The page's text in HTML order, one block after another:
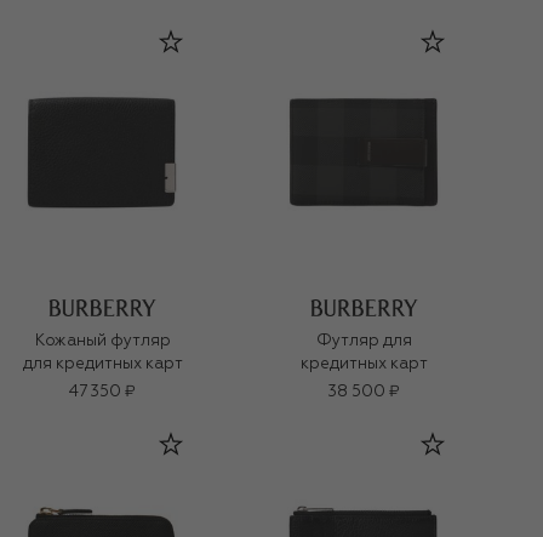
Кожаный футляр
для кредитных карт
47 350 ₽
Футляр для
кредитных карт
38 500 ₽